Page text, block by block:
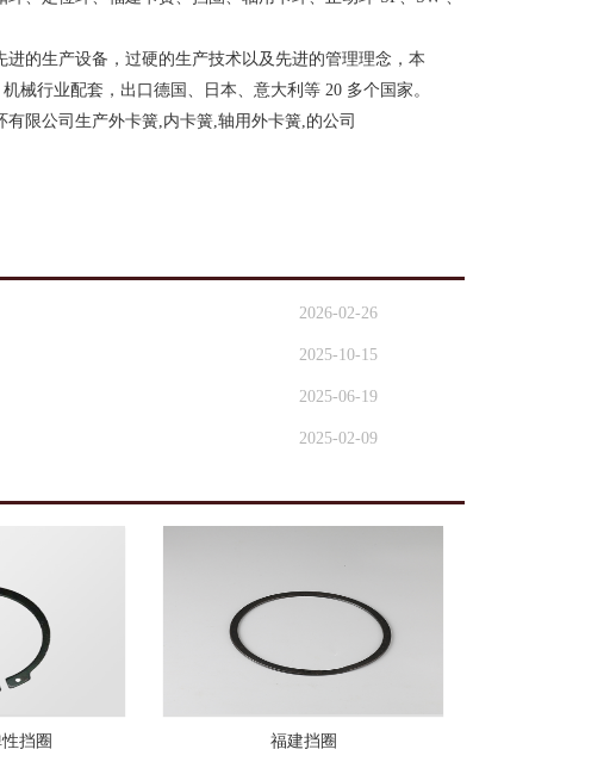
的生产设备，过硬的生产技术以及先进的管理理念，本
械行业配套，出口德国、日本、意大利等 20 多个国家。
限公司生产外卡簧,内卡簧,轴用外卡簧,的公司
2026-02-26
2025-10-15
2025-06-19
2025-02-09
挡圈 福建挡圈